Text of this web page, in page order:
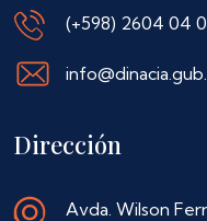
(+598) 2604 04
Dirección
Avda. Wilson